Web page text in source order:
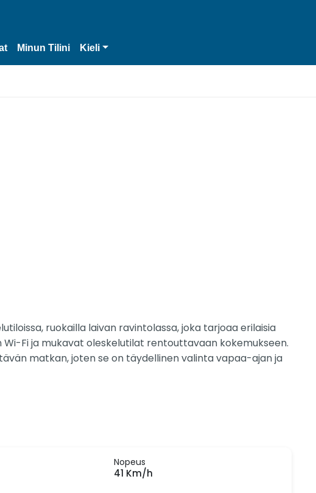
Minun Tilini Kieli
ruokailla laivan ravintolassa, joka tarjoaa erilaisia
Fi ja mukavat oleskelutilat rentouttavaan kokemukseen.
matkan, joten se on täydellinen valinta vapaa-ajan ja
Nopeus
41 Km/h